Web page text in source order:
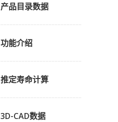
产品目录数据
功能介绍
推定寿命计算
3D-CAD数据